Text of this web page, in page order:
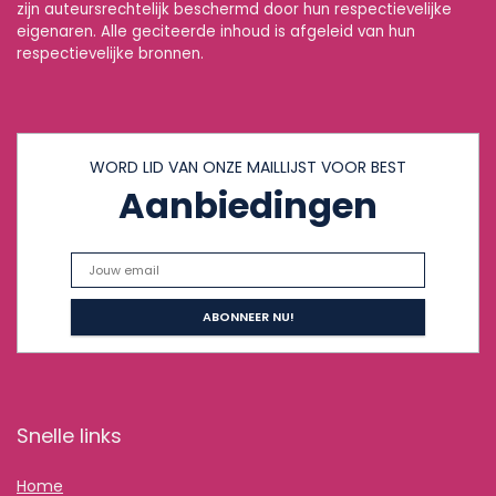
zijn auteursrechtelijk beschermd door hun respectievelijke
eigenaren. Alle geciteerde inhoud is afgeleid van hun
respectievelijke bronnen.
WORD LID VAN ONZE MAILLIJST VOOR BEST
Aanbiedingen
Snelle links
Home